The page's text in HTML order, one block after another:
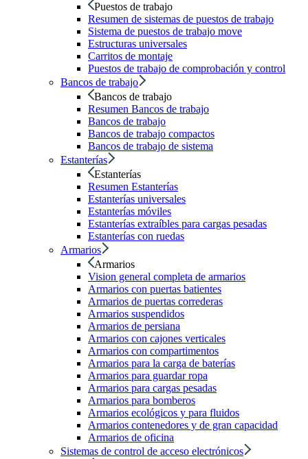
Puestos de trabajo
Resumen de sistemas de puestos de trabajo
Sistema de puestos de trabajo move
Estructuras universales
Carritos de montaje
Puestos de trabajo de comprobación y control
Bancos de trabajo
Bancos de trabajo
Resumen Bancos de trabajo
Bancos de trabajo
Bancos de trabajo compactos
Bancos de trabajo de sistema
Estanterías
Estanterías
Resumen Estanterías
Estanterías universales
Estanterías móviles
Estanterías extraíbles para cargas pesadas
Estanterías con ruedas
Armarios
Armarios
Vision general completa de armarios
Armarios con puertas batientes
Armarios de puertas correderas
Armarios suspendidos
Armarios de persiana
Armarios con cajones verticales
Armarios con compartimentos
Armarios para la carga de baterías
Armarios para guardar ropa
Armarios para cargas pesadas
Armarios para bomberos
Armarios ecológicos y para fluidos
Armarios contenedores y de gran capacidad
Armarios de oficina
Sistemas de control de acceso electrónicos